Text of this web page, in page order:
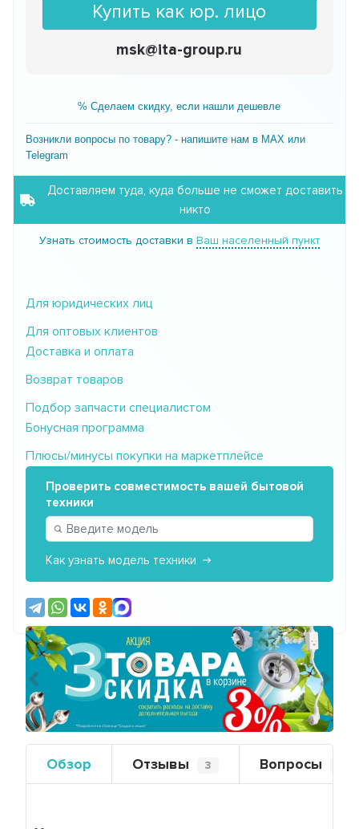
Купить как юр. лицо
msk@ita-group.ru
% Сделаем скидку, если нашли дешевле
Возникли вопросы по товару? - напишите нам в MAX или
Telegram
Доставляем туда, куда больше не сможет доставить
никто
Узнать стоимость доставки в Ваш населенный пункт
Для юридических лиц
Для оптовых клиентов
Доставка и оплата
Возврат товаров
Подбор запчасти специалистом
Бонусная программа
Плюсы/минусы покупки на маркетплейсе
Проверить совместимость вашей бытовой
техники
Как узнать модель техники
Предыдущий
Обзор Отзывы 3 Вопросы